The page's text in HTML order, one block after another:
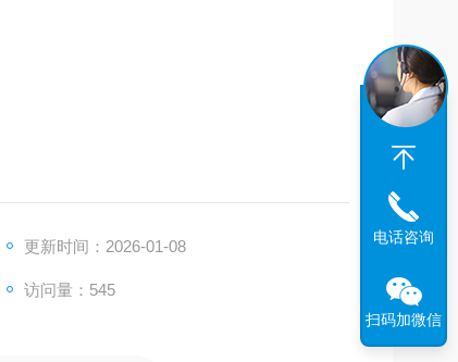
更新时间：2026-01-08
访问量：545
电话咨询
扫码加微信